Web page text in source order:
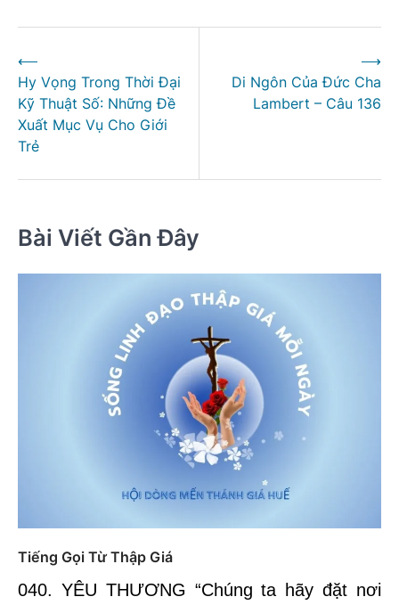
hướng
bài
viết
⟵
Hy Vọng Trong Thời Đại
Kỹ Thuật Số: Những Đề
Xuất Mục Vụ Cho Giới
Trẻ
Di Ngôn Của Đức Cha
Lambert – Câu 136
⟶
Bài Viết Gần Đây
Tiếng Gọi Từ Thập Giá
040. YÊU THƯƠNG “Chúng ta hãy đặt nơi